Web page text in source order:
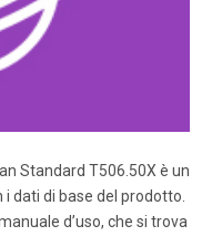
Standard T506.50X è un
dati di base del prodotto.
d’uso, che si trova